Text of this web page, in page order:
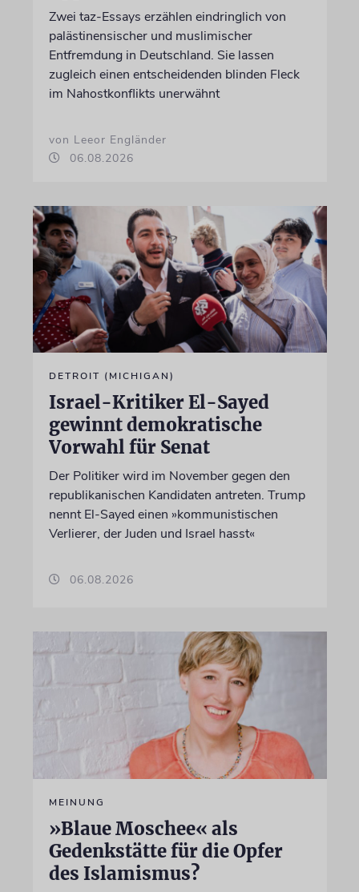
Zwei taz-Essays erzählen eindringlich von
palästinensischer und muslimischer
Entfremdung in Deutschland. Sie lassen
zugleich einen entscheidenden blinden Fleck
im Nahostkonflikts unerwähnt
von Leeor Engländer
06.08.2026
DETROIT (MICHIGAN)
Israel-Kritiker El-Sayed
gewinnt demokratische
Vorwahl für Senat
Der Politiker wird im November gegen den
republikanischen Kandidaten antreten. Trump
nennt El-Sayed einen »kommunistischen
Verlierer, der Juden und Israel hasst«
06.08.2026
MEINUNG
»Blaue Moschee« als
Gedenkstätte für die Opfer
des Islamismus?